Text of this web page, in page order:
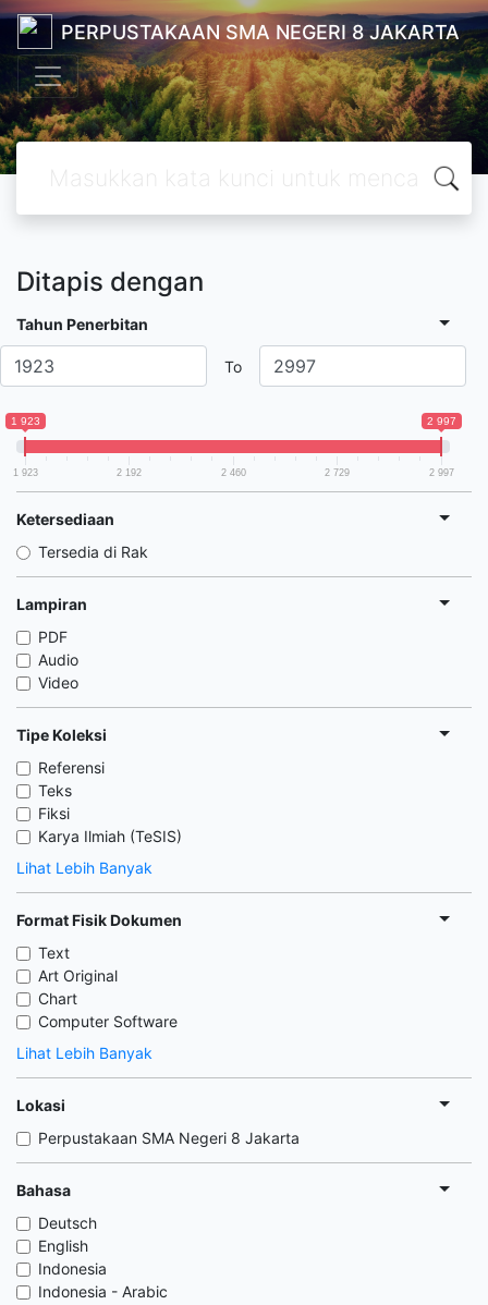
PERPUSTAKAAN SMA NEGERI 8 JAKARTA
Ditapis dengan
Tahun Penerbitan
To
1 923 2 997
1 923 2 192 2 460 2 729 2 997
Ketersediaan
Tersedia di Rak
Lampiran
PDF
Audio
Video
Tipe Koleksi
Referensi
Teks
Fiksi
Karya Ilmiah (TeSIS)
Lihat Lebih Banyak
Format Fisik Dokumen
Text
Art Original
Chart
Computer Software
Lihat Lebih Banyak
Lokasi
Perpustakaan SMA Negeri 8 Jakarta
Bahasa
Deutsch
English
Indonesia
Indonesia - Arabic